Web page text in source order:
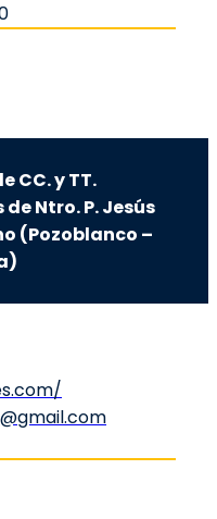
CC. y TT.
de Ntro. P. Jesús
(Pozoblanco –